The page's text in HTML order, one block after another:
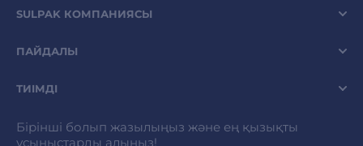
SULPAK КОМПАНИЯСЫ
ПАЙДАЛЫ
ТИІМДІ
Бірінші болып жазылыңыз және ең қызықты
ұсыныстарды алыңыз!